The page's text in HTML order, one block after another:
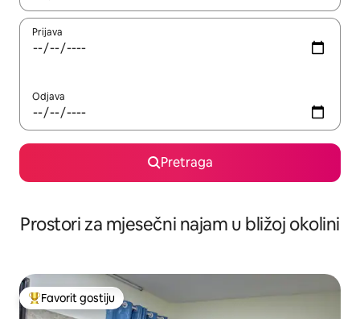
Prijava
Odjava
Pretraga
Prostori za mjesečni najam u bližoj okolini
Glavni favorit gostiju
Favorit gostiju